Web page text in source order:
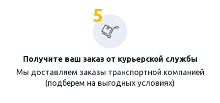
5
Получите ваш заказ от курьерской службы
Мы доставляем заказы транспортной компанией
(подберем на выгодных условиях)